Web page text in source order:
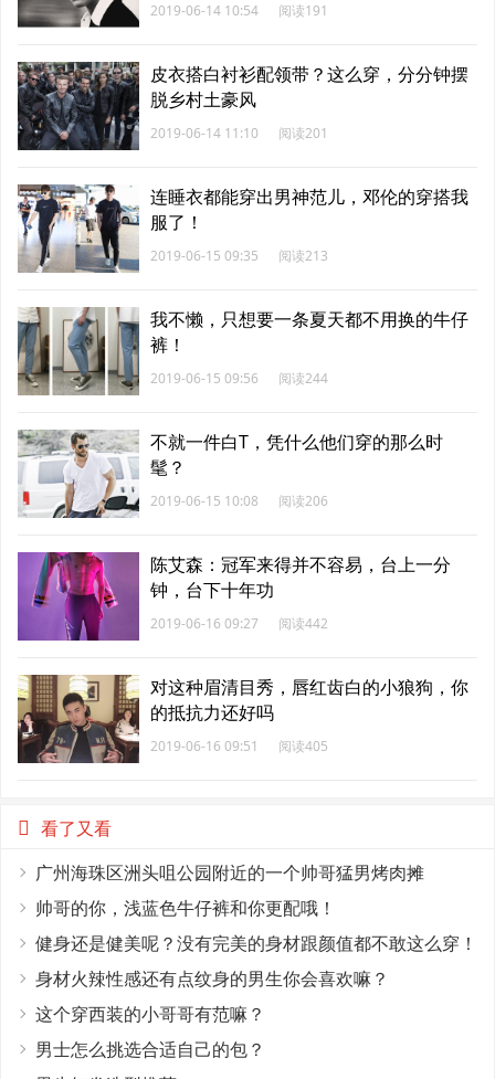
2019-06-14 10:54 阅读191
皮衣搭白衬衫配领带？这么穿，分分钟摆
脱乡村土豪风
2019-06-14 11:10 阅读201
连睡衣都能穿出男神范儿，邓伦的穿搭我
服了！
2019-06-15 09:35 阅读213
我不懒，只想要一条夏天都不用换的牛仔
裤！
2019-06-15 09:56 阅读244
不就一件白T，凭什么他们穿的那么时
髦？
2019-06-15 10:08 阅读206
陈艾森：冠军来得并不容易，台上一分
钟，台下十年功
2019-06-16 09:27 阅读442
对这种眉清目秀，唇红齿白的小狼狗，你
的抵抗力还好吗
2019-06-16 09:51 阅读405
看了又看
广州海珠区洲头咀公园附近的一个帅哥猛男烤肉摊
帅哥的你，浅蓝色牛仔裤和你更配哦！
健身还是健美呢？没有完美的身材跟颜值都不敢这么穿！
身材火辣性感还有点纹身的男生你会喜欢嘛？
这个穿西装的小哥哥有范嘛？
男士怎么挑选合适自己的包？